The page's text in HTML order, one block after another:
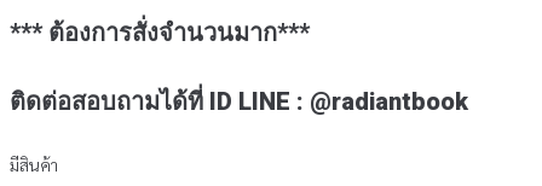
*** ต้องการสั่งจำนวนมาก***
ติดต่อสอบถามได้ที่ ID LINE : @radiantbook
มีสินค้า